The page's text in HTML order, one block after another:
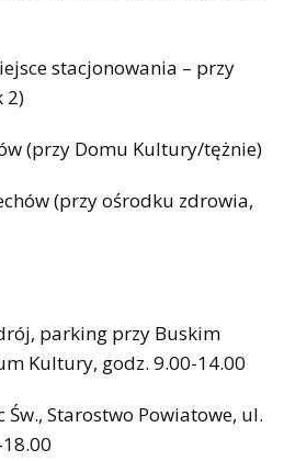
stacjonowania – przy
2)
(przy Domu Kultury/tężnie)
(przy ośrodku zdrowia,
parking przy Buskim
Kultury, godz. 9.00-14.00
Starostwo Powiatowe, ul.